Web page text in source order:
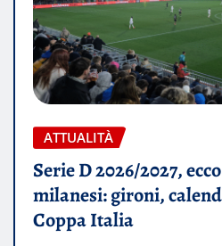
ATTUALITÀ
Serie D 2026/2027,
milanesi: gironi,
Coppa Italia